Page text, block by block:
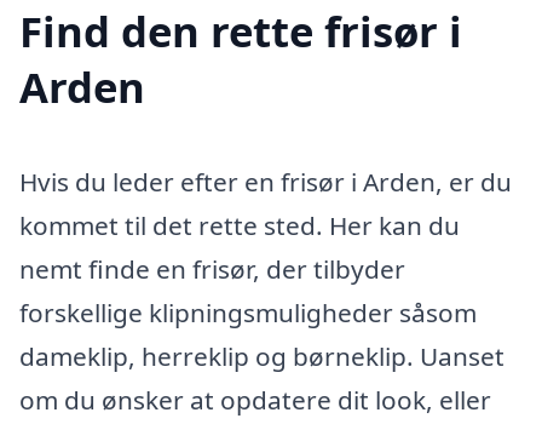
Find den rette frisør i
Arden
Hvis du leder efter en frisør i Arden, er du
kommet til det rette sted. Her kan du
nemt finde en frisør, der tilbyder
forskellige klipningsmuligheder såsom
dameklip, herreklip og børneklip. Uanset
om du ønsker at opdatere dit look, eller